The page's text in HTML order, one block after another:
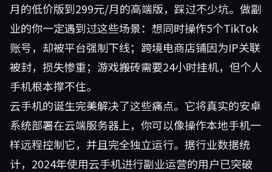
月的低价版到299元/月的高端版，踩过不少坑。做副
业的你一定遇到过这些场景：想同时操作5个TikTok
账号，却被平台强制下线；跨境电商店铺因为IP关联
被封，损失惨重；游戏搬砖需要24小时挂机，但个人
手机根本撑不住。
云手机的诞生完美解决了这些痛点。它将真实的安卓
系统部署在云端服务器上，你可以像操作本地手机一
样远程控制它，并且完全独立运行。据行业数据统
计，2024年使用云手机进行副业运营的用户已突破